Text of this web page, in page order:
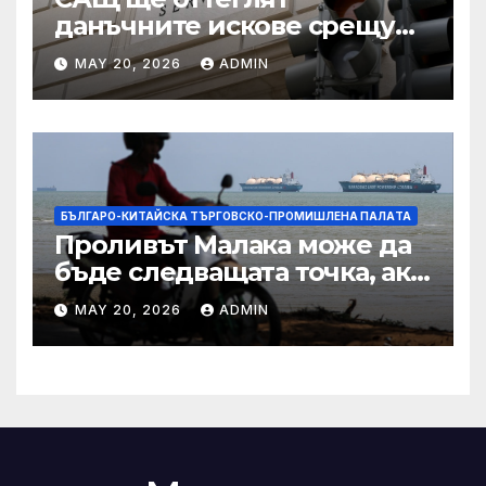
данъчните искове срещу
Тръмп „завинаги“ в
сделката за съдебно дело с
IRS
MAY 20, 2026 ADMIN
БЪЛГАРО-КИТАЙСКА ТЪРГОВСКО-ПРОМИШЛЕНА ПАЛAТА
Проливът Малака може да
бъде следващата точка, ако
Азия не внимава
MAY 20, 2026 ADMIN